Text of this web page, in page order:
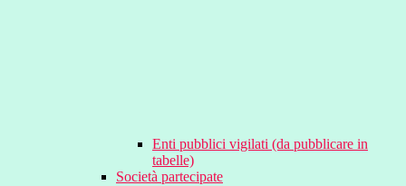
Enti pubblici vigilati (da pubblicare in
tabelle)
Società partecipate